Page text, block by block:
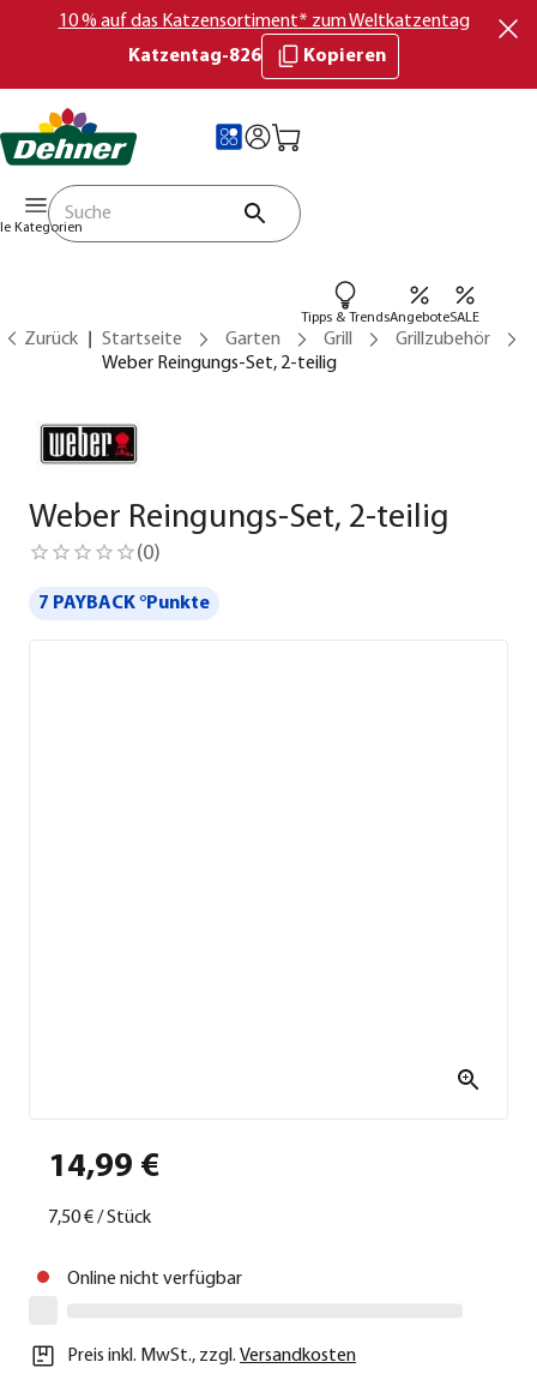
10 % auf das Katzensortiment* zum Weltkatzentag
Katzentag-826
Kopieren
Kategorien
Tipps & TrendsAngeboteSALE
Zurück Startseite Garten Grill
Grillzubehör
Weber Reingungs-Set, 2-teilig
Weber Reingungs-Set, 2-teilig
(0)
7 PAYBACK °Punkte
14,99 €
7,50 €/Stück
Online nicht verfügbar
Preis inkl. MwSt., zzgl. Versandkosten